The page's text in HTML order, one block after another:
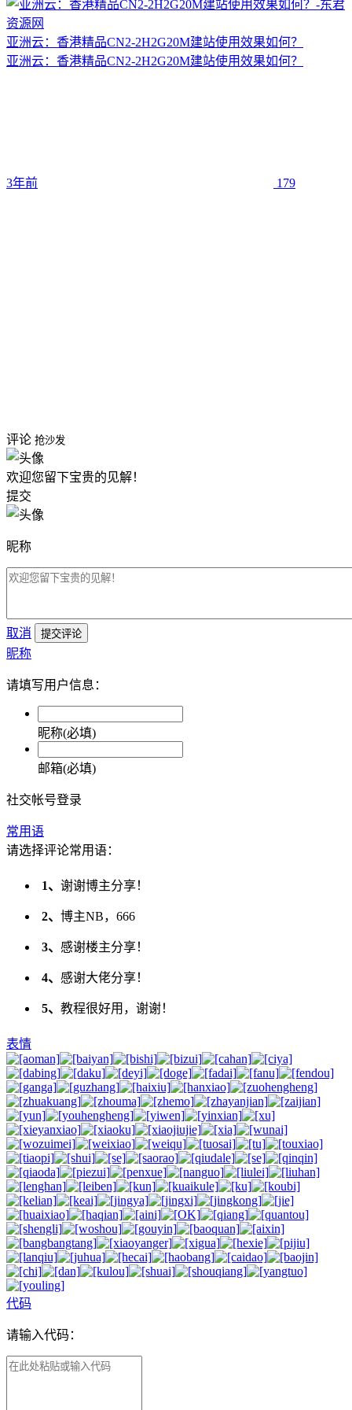
亚洲云：香港精品CN2-2H2G20M建站使用效果如何？
亚洲云：香港精品CN2-2H2G20M建站使用效果如何？
3年前 179
评论 抢沙发
欢迎您留下宝贵的见解！
提交
昵称
取消 提交评论
昵称
请填写用户信息：
昵称(必填)
邮箱(必填)
社交帐号登录
常用语
请选择评论常用语：
1、 谢谢博主分享！
2、 博主NB，666
3、 感谢楼主分享！
4、 感谢大佬分享！
5、 教程很好用，谢谢！
表情
代码
请输入代码：